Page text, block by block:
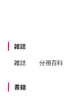
雑誌
雑誌
分冊百科
書籍